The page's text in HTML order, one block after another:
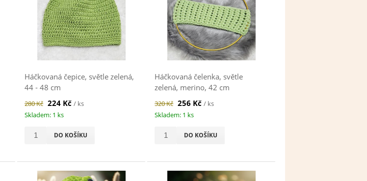
Háčkovaná čepice, světle zelená,
44 - 48 cm
280 Kč 224 Kč / ks
Skladem: 1 ks
DO KOŠÍKU
Háčkovaná čelenka, světle
zelená, merino, 42 cm
320 Kč 256 Kč / ks
Skladem: 1 ks
DO KOŠÍKU